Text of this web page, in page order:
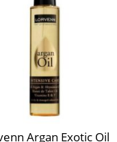
Argan Exotic Oil